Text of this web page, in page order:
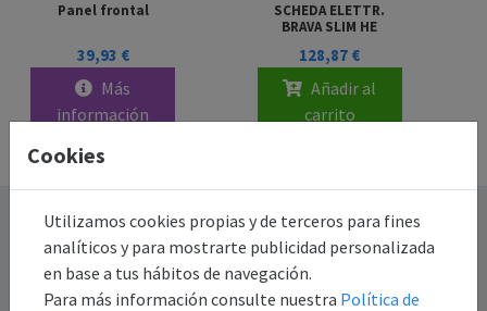
Panel frontal
39,93 €
Más
información
SCHEDA ELETTR.
BRAVA SLIM HE
128,87 €
Añadir al
carrito
Destacado
Información
Cookies
Utilizamos cookies propias y de terceros para fines
analíticos y para mostrarte publicidad personalizada
en base a tus hábitos de navegación.
Para más información consulte nuestra Política de